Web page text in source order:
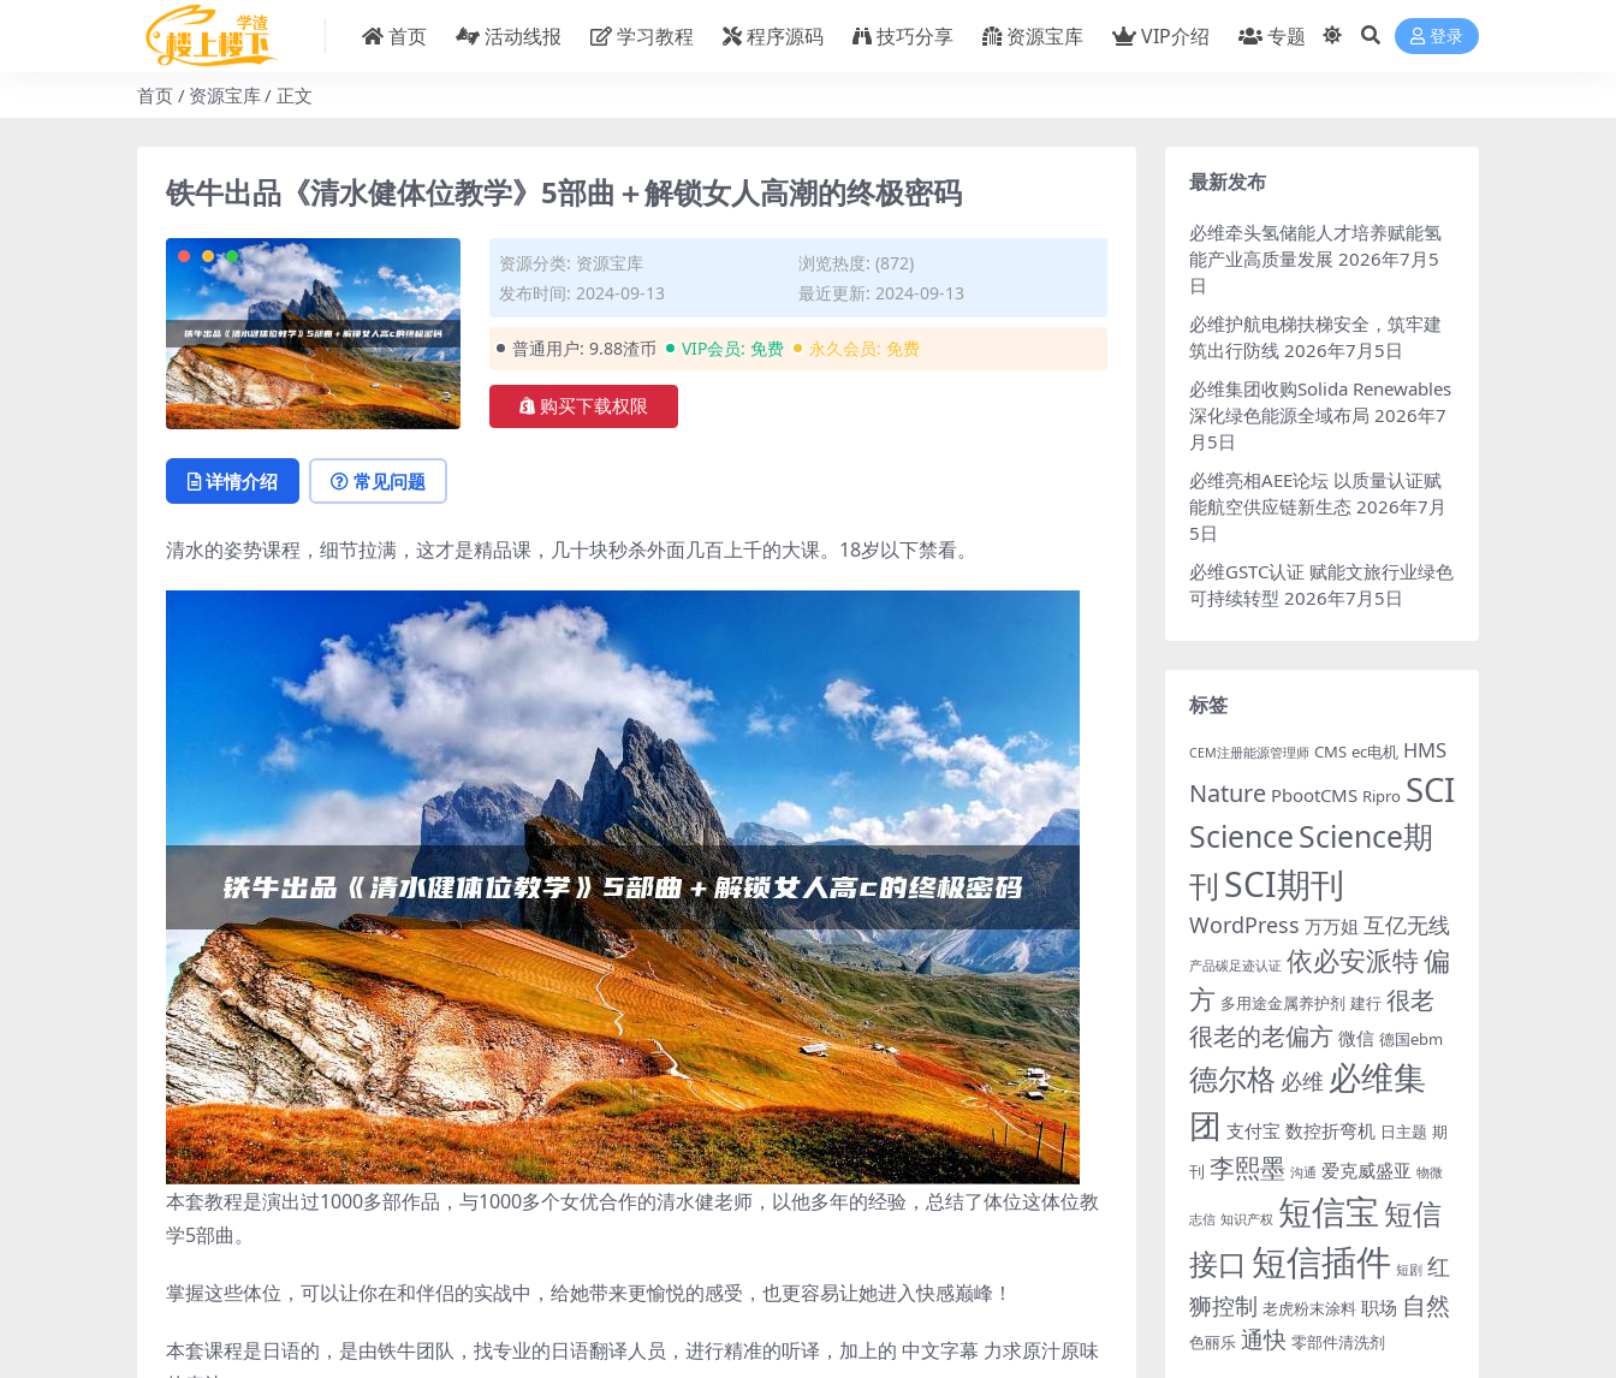
首页 活动线报 学习教程 程序源码 技巧分享 资源宝库 VIP介绍 专题 登录
首页 资源宝库 正文
铁牛出品《清水健体位教学》5部曲＋解锁女人高潮的终极密码
资源分类: 资源宝库
浏览热度: (872)
发布时间: 2024-09-13
最近更新: 2024-09-13
普通用户: 9.88渣币 VIP会员: 免费 永久会员: 免费
购买下载权限
详情介绍 常见问题
清水的姿势课程，细节拉满，这才是精品课，几十块秒杀外面几百上千的大课。18岁以下禁看。
本套教程是演出过1000多部作品，与1000多个女优合作的清水健老师，以他多年的经验，总结了体位这体位教
学5部曲。
掌握这些体位，可以让你在和伴侣的实战中，给她带来更愉悦的感受，也更容易让她进入快感巅峰！
本套课程是日语的，是由铁牛团队，找专业的日语翻译人员，进行精准的听译，加上的 中文字幕 力求原汁原味
最新发布
必维牵头氢储能人才培养赋能氢
能产业高质量发展 2026年7月5
日
必维护航电梯扶梯安全，筑牢建
筑出行防线 2026年7月5日
必维集团收购Solida Renewables
深化绿色能源全域布局 2026年7
月5日
必维亮相AEE论坛 以质量认证赋
能航空供应链新生态 2026年7月
5日
必维GSTC认证 赋能文旅行业绿色
可持续转型 2026年7月5日
标签
CEM注册能源管理师 CMS ec电机 HMS
Nature PbootCMS Ripro SCI
ScienceScience期
刊 SCI期刊
WordPress 万万姐 互亿无线
产品碳足迹认证 依必安派特偏
方 多用途金属养护剂 建行 很老
很老的老偏方 微信 德国ebm
德尔格 必维 必维集
团 支付宝 数控折弯机 日主题 期
刊 李熙墨 沟通 爱克威盛亚 物微
志信 知识产权 短信宝 短信
接口 短信插件 短剧 红
狮控制 老虎粉末涂料 职场 自然
色丽乐 通快 零部件清洗剂